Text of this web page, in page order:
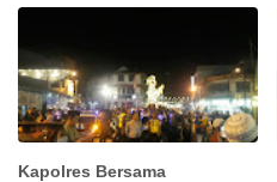
Kapolres Bersama